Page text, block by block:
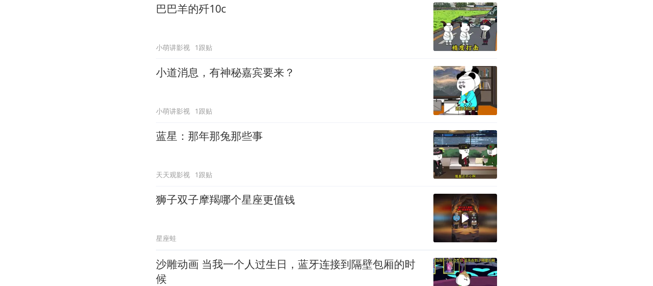
巴巴羊的歼10c
小萌讲影视 1跟贴
小道消息，有神秘嘉宾要来？
小萌讲影视 1跟贴
蓝星：那年那兔那些事
天天观影视 1跟贴
狮子双子摩羯哪个星座更值钱
星座蛙
沙雕动画 当我一个人过生日，蓝牙连接到隔壁包厢的时
候